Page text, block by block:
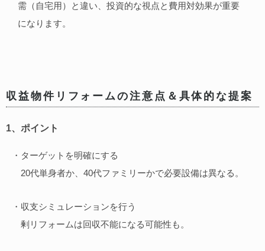
需（自宅用）と違い、投資的な視点と費用対効果が重要
になります。
収益物件リフォームの注意点＆具体的な提案
1、ポイント
・ターゲットを明確にする
20代単身者か、40代ファミリーかで必要設備は異なる。
・収支シミュレーションを行う
剰リフォームは回収不能になる可能性も。